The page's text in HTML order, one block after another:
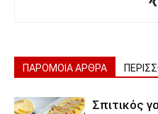
ΠΑΡΟΜΟΙΑ ΑΡΘΡΑ
Σπιτικός